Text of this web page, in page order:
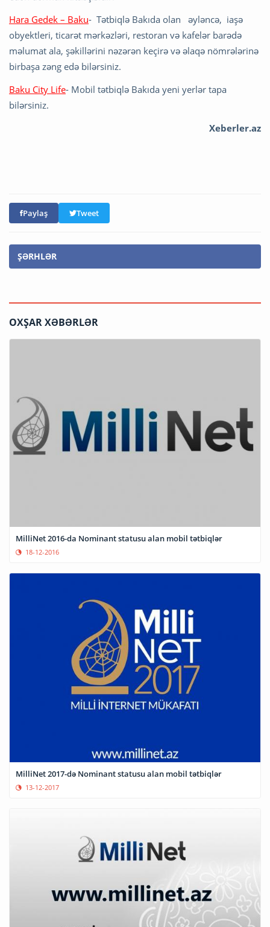
Hara Gedek – Baku- Tətbiqlə Bakıda olan əyləncə, iaşə
obyektleri, ticarət mərkəzləri, restoran və kafelər barədə
məlumat ala, şəkillərini nəzərən keçirə və əlaqə nömrələrinə
birbaşa zəng edə bilərsiniz.
Baku City Life- Mobil tətbiqlə Bakıda yeni yerlər tapa
bilərsiniz.
Xeberler.az
Paylaş Tweet
ŞƏRHLƏR
OXŞAR XƏBƏRLƏR
MilliNet 2016-da Nominant statusu alan mobil tətbiqlər
18-12-2016
MilliNet 2017-də Nominant statusu alan mobil tətbiqlər
13-12-2017